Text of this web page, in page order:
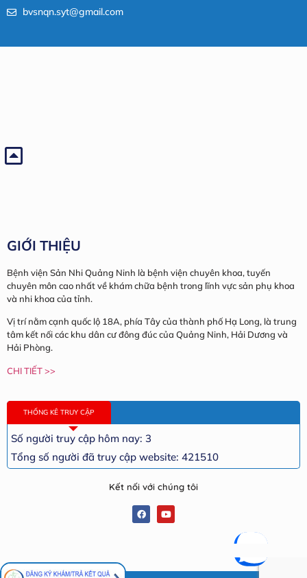
bvsnqn.syt@gmail.com
GIỚI THIỆU
Bệnh viện Sản Nhi Quảng Ninh là bệnh viện chuyên khoa, tuyến
chuyên môn cao nhất về khám chữa bệnh trong lĩnh vực sản phụ khoa
và nhi khoa của tỉnh.
Vị trí nằm cạnh quốc lộ 18A, phía Tây của thành phố Hạ Long, là trung
tâm kết nối các khu dân cư đông đúc của Quảng Ninh, Hải Dương và
Hải Phòng.
CHI TIẾT >>
THỐNG KÊ TRUY CẬP
Số người truy cập hôm nay: 3
Tổng số người đã truy cập website: 421510
Kết nối với chúng tôi